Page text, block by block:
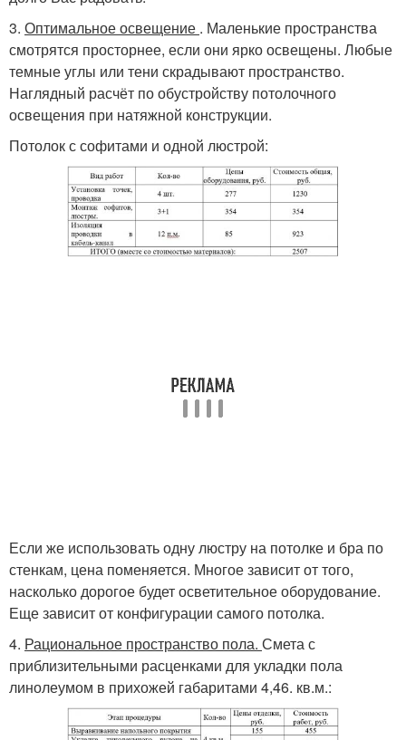
3. Оптимальное освещение . Маленькие пространства
смотрятся просторнее, если они ярко освещены. Любые
темные углы или тени скрадывают пространство.
Наглядный расчёт по обустройству потолочного
освещения при натяжной конструкции.
Потолок с софитами и одной люстрой:
Если же использовать одну люстру на потолке и бра по
стенкам, цена поменяется. Многое зависит от того,
насколько дорогое будет осветительное оборудование.
Еще зависит от конфигурации самого потолка.
4. Рациональное пространство пола. Смета с
приблизительными расценками для укладки пола
линолеумом в прихожей габаритами 4,46. кв.м.: